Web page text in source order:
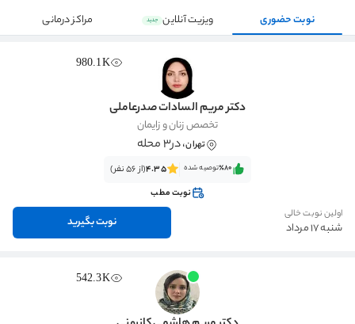
نوبت حضوری ویزیت آنلاین جدید مراکز درمانی
980.1K
دکتر مریم السادات صدرعاملی
تخصص زنان و زایمان
تهران، در3 محله
٪80‌‌‌توصیه شده 4.35(از 56 نفر)
نوبت مطب
اولین نوبت خالی
شنبه 17 مرداد نوبت بگیرید
542.3K